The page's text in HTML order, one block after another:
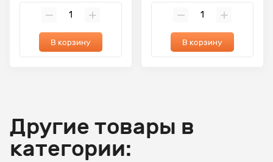
В корзину В корзину
Другие товары в
категории: